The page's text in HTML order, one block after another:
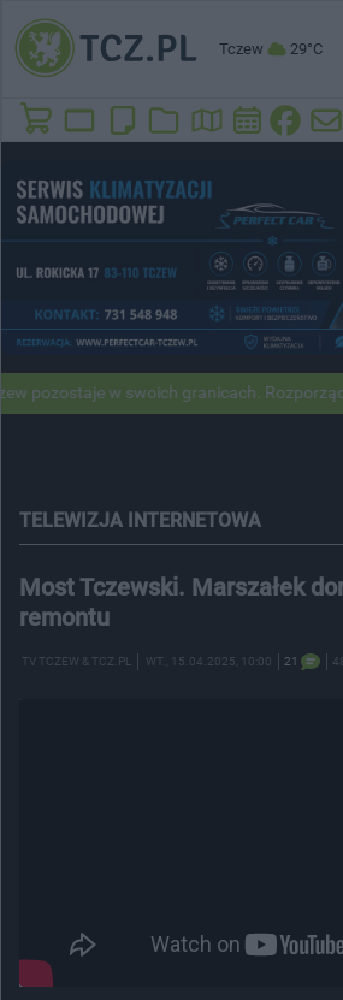
Tczew 29°C
w swoich granicach. Rozporządzenie
TELEWIZJA INTERNETOWA
Most Tczewski. Marszałek
remontu
TV TCZEW & TCZ.PL WT. , 15.04.2025, 10:00 21